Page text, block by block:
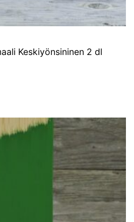
Keskiyönsininen 2 dl